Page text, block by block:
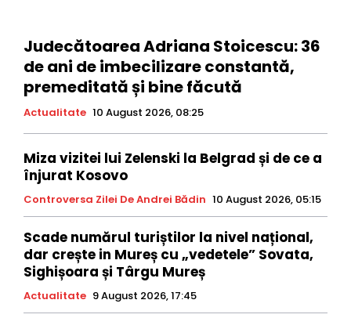
Judecătoarea Adriana Stoicescu: 36
de ani de imbecilizare constantă,
premeditată și bine făcută
Actualitate 10 August 2026, 08:25
Miza vizitei lui Zelenski la Belgrad și de ce a
înjurat Kosovo
Controversa Zilei De Andrei Bădin 10 August 2026, 05:15
Scade numărul turiștilor la nivel național,
dar crește in Mureș cu „vedetele” Sovata,
Sighișoara și Târgu Mureș
Actualitate 9 August 2026, 17:45